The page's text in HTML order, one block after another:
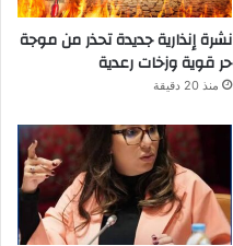
نشرة إنذارية جديدة تحذر من موجة
حر قوية وزخات رعدية
منذ 20 دقيقة